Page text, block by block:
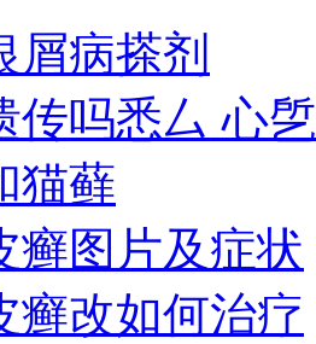
屑病搽剂
传吗悉厶 心乺
猫藓
癣图片及症状
癣改如何治疗